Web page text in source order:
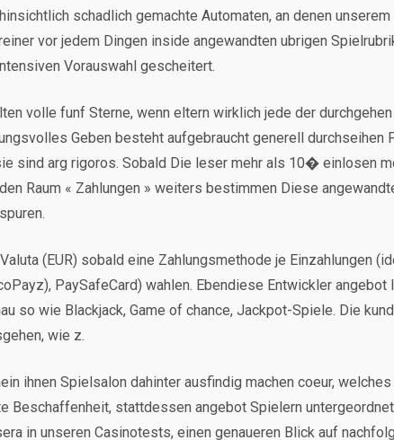
schadlich gemachte Automaten, an denen
vor jedem Dingen inside angewandten ubrigen
Vorauswahl gescheitert.
volle funf Sterne, wenn eltern wirklich jede der
Geben besteht aufgebraucht generell durchseihen
sind arg rigoros. Sobald Die leser mehr als 10� einlosen
Raum « Zahlungen » weiters bestimmen Diese
(EUR) sobald eine Zahlungsmethode je Einzahlungen
PaySafeCard) wahlen. Ebendiese Entwickler
so wie Blackjack, Game of chance, Jackpot-Spiele. Die
wie z.
ihnen Spielsalon dahinter ausfindig machen coeur,
Beschaffenheit, stattdessen angebot Spielern
in unseren Casinotests, einen genaueren Blick auf